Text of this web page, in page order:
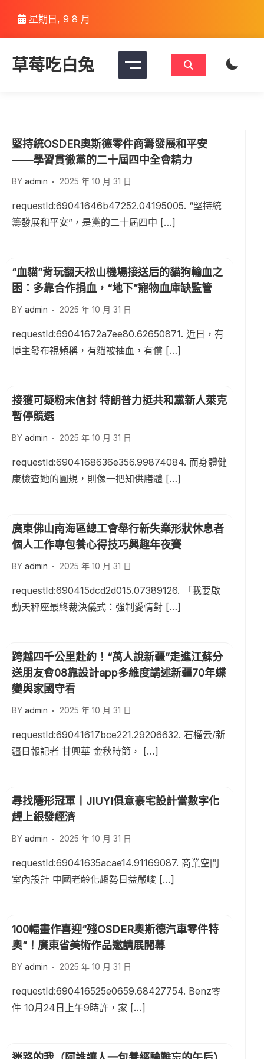
content
星期日, 9 8 月
草莓吃白兔
堅持統OSDER奧斯德零件商籌發展和平安
——學習貫徹黨的二十屆四中全會精力
BY admin 2025 年 10 月 31 日
requestId:69041646b47252.04195005. “堅持統
籌發展和平安”，是黨的二十屆四中 […]
“血貓”背玩翻天松山機場接送后的貓狗輸血之
困：多靠合作捐血，“地下”寵物血庫缺監管
BY admin 2025 年 10 月 31 日
requestId:69041672a7ee80.62650871. 近日，有
博主發布視頻稱，有貓被抽血，有償 […]
接獲可疑粉末信封 特朗普力挺共和黨新人萊克
暫停競選
BY admin 2025 年 10 月 31 日
requestId:6904168636e356.99874084. 而身體健
康檢查她的圓規，則像一把知供膳體 […]
廣東佛山南海區總工會舉行新失業形狀休息者
個人工作專包養心得技巧興趣年夜賽
BY admin 2025 年 10 月 31 日
requestId:690415dcd2d015.07389126. 「我要啟
動天秤座最終裁決儀式：強制愛情對 […]
跨越四千公里赴約！“萬人說新疆”走進江蘇分
送朋友會08靠設計app多維度講述新疆70年蝶
變與家國守看
BY admin 2025 年 10 月 31 日
requestId:69041617bce221.29206632. 石榴云/新
疆日報記者 甘興華 金秋時節， […]
尋找隱形冠軍丨JIUYI俱意豪宅設計當數字化
趕上銀發經濟
BY admin 2025 年 10 月 31 日
requestId:69041635acae14.91169087. 商業空間
室內設計 中國老齡化趨勢日益嚴峻 […]
100幅畫作喜迎“殘OSDER奧斯德汽車零件特
奧”！廣東省美術作品邀請展開幕
BY admin 2025 年 10 月 31 日
requestId:690416525e0659.68427754. Benz零
件 10月24日上午9時許，家 […]